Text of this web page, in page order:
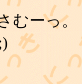
ーっ。